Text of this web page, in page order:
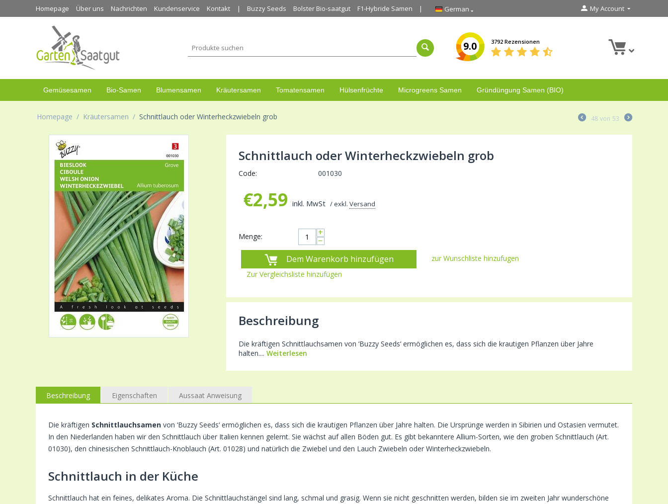
Homepage Über uns Nachrichten Kundenservice Kontakt Buzzy Seeds Bolster Bio-saatgut F1-Hybride Samen German My Account
9.0 3792 Rezensionen
Gemüsesamen Bio-Samen Blumensamen Kräutersamen Tomatensamen Hülsenfrüchte Microgreens Samen Gründüngung Samen (BIO)
Homepage / Kräutersamen / Schnittlauch oder Winterheckzwiebeln grob 48 von 53
Schnittlauch oder Winterheckzwiebeln grob
Code: 001030
€2,59 inkl. MwSt / exkl. Versand
Menge: +
−
Dem Warenkorb hinzufügen
zur Wunschliste hinzufugen
Zur Vergleichsliste hinzufügen
Beschreibung
Die kräftigen Schnittlauchsamen von ‘Buzzy Seeds‘ ermöglichen es, dass sich die krautigen Pflanzen über Jahre
halten.... Weiterlesen
Beschreibung Eigenschaften Aussaat Anweisung
Die kräftigen Schnittlauchsamen von ‘Buzzy Seeds‘ ermöglichen es, dass sich die krautigen Pflanzen über Jahre halten. Die Ursprünge werden in Sibirien und Ostasien vermutet.
In den Niederlanden haben wir den Schnittlauch über Italien kennen gelernt. Sie wächst auf allen Böden gut. Es gibt bekanntere Allium-Sorten, wie den groben Schnittlauch (Art.
01030), den chinesischen Schnittlauch-Knoblauch (Art. 01028) und natürlich die Zwiebel und den Lauch Zwiebeln oder Winterheckzwiebeln.
Schnittlauch in der Küche
Schnittlauch hat ein feines, delikates Aroma. Die Schnittlauchstängel sind lang, schmal und grasig. Wenn sie nicht geschnitten werden, bilden sie im zweiten Jahr wunderschöne